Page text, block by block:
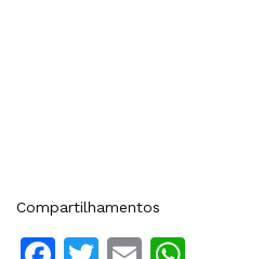
Compartilhamentos